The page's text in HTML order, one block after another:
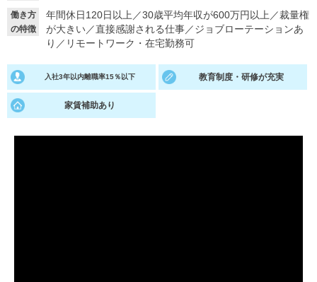
就活ノウハウ・サポート
就活支援
就活ノウハウが満載！
就活コラム
お役立ち記事・相談室など
働き方
の特徴
年間休日120日以上 ／30歳平均年収が600万円以上 ／裁量権
が大きい／直接感謝される仕事／ジョブローテーションあ
り ／ リモートワーク・在宅勤務可
入社3年以内離職率15％以下 教育制度・研修が充実
家賃補助あり